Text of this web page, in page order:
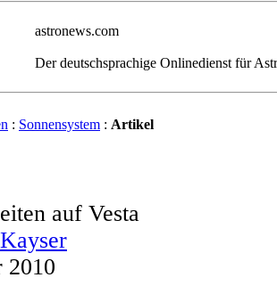
astronews.com
Der deutschsprachige Onlinedienst für
: Sonnensystem : Artikel
auf Vesta
2010